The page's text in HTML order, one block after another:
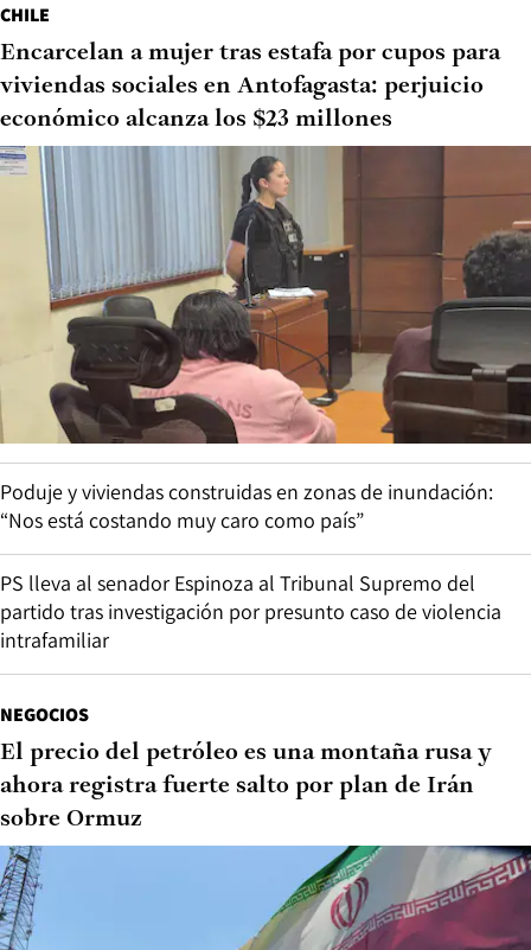
CHILE
Encarcelan a mujer tras estafa por cupos para
viviendas sociales en Antofagasta: perjuicio
económico alcanza los $23 millones
Poduje y viviendas construidas en zonas de inundación:
“Nos está costando muy caro como país”
PS lleva al senador Espinoza al Tribunal Supremo del
partido tras investigación por presunto caso de violencia
intrafamiliar
NEGOCIOS
El precio del petróleo es una montaña rusa y
ahora registra fuerte salto por plan de Irán
sobre Ormuz